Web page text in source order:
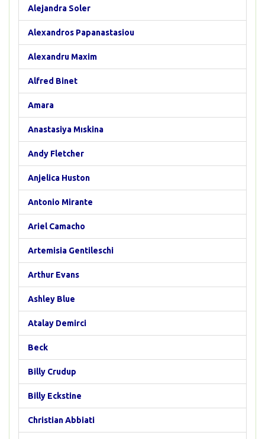
Alejandra Soler
Alexandros Papanastasiou
Alexandru Maxim
Alfred Binet
Amara
Anastasiya Mıskina
Andy Fletcher
Anjelica Huston
Antonio Mirante
Ariel Camacho
Artemisia Gentileschi
Arthur Evans
Ashley Blue
Atalay Demirci
Beck
Billy Crudup
Billy Eckstine
Christian Abbiati